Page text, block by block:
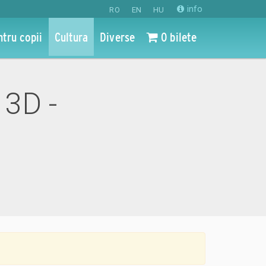
RO EN HU info
copii Cultura Diverse 0 bilete
-